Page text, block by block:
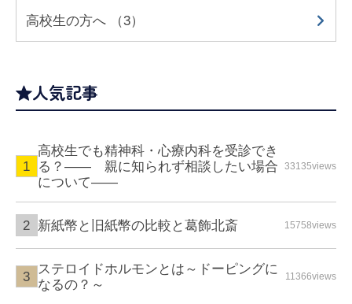
高校生の方へ （3）
人気記事
高校生でも精神科・心療内科を受診でき
る？—— 親に知られず相談したい場合
について――
33135views
新紙幣と旧紙幣の比較と葛飾北斎 15758views
ステロイドホルモンとは～ドーピングに
なるの？～
11366views